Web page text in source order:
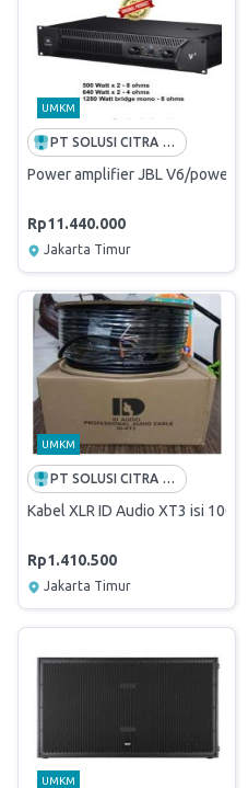
UMKM
PT SOLUSI CITRA OPPORTUNITY -FREE ONGKIR INDONESIA
Power amplifier JBL V6/power
Rp11.440.000
Jakarta Timur
UMKM
PT SOLUSI CITRA OPPORTUNITY -FREE ONGKIR INDONESIA
Kabel XLR ID Audio XT3 isi 100
Rp1.410.500
Jakarta Timur
UMKM